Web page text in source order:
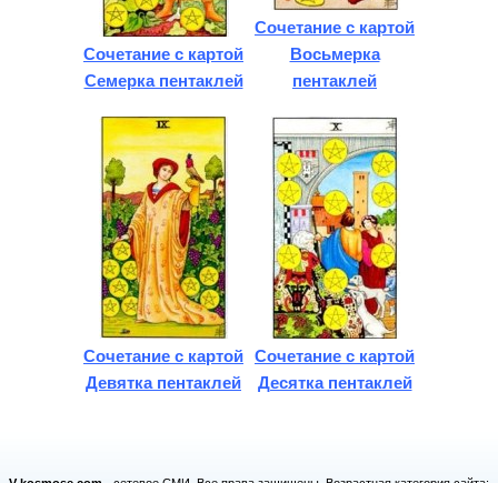
Сочетание с картой
Семерка пентаклей
Сочетание с картой
Восьмерка
пентаклей
Сочетание с картой
Девятка пентаклей
Сочетание с картой
Десятка пентаклей